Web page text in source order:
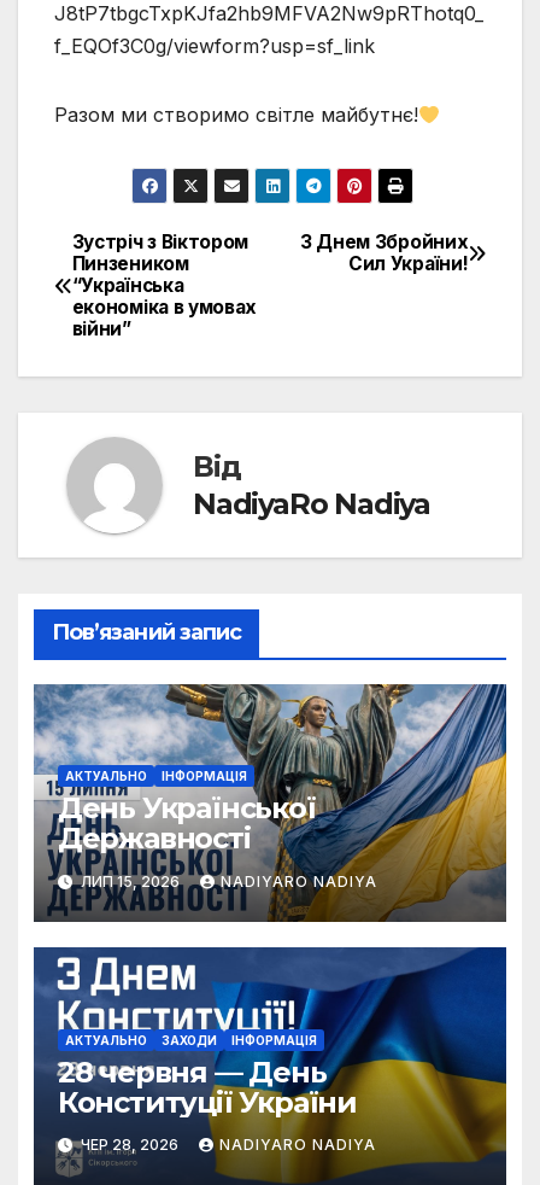
J8tP7tbgcTxpKJfa2hb9MFVA2Nw9pRThotq0_
f_EQOf3C0g/viewform?usp=sf_link
Разом ми створимо світле майбутнє!
Навігація
записів
З Днем Збройних
Сил України!
Зустріч з Віктором
Пинзеником
“Українська
економіка в умовах
війни”
Від
NadiyaRo Nadiya
Пов’язаний запис
АКТУАЛЬНО ІНФОРМАЦІЯ
День Української
Державності
ЛИП 15, 2026 NADIYARO NADIYA
АКТУАЛЬНО ЗАХОДИ ІНФОРМАЦІЯ
28 червня — День
Конституції України
ЧЕР 28, 2026 NADIYARO NADIYA